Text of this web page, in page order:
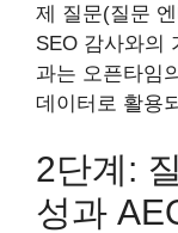
제 질문(질문
SEO 감사와의
과는 오픈타임
데이터로 활용
2단계:
성과